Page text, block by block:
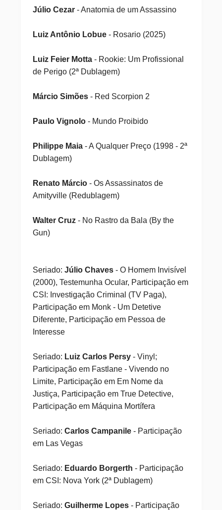
Júlio Cezar- Anatomia de um Assassino
Luiz Antônio Lobue- Rosario (2025)
Luiz Feier Motta- Rookie: Um Profissional
de Perigo (2ª Dublagem)
Márcio Simões- Red Scorpion 2
Paulo Vignolo- Mundo Proibido
Philippe Maia- A Qualquer Preço (1998 - 2ª
Dublagem)
Renato Márcio- Os Assassinatos de
Amityville (Redublagem)
Walter Cruz- No Rastro da Bala (By the
Gun)
Seriado: Júlio Chaves- O Homem Invisível
(2000), Testemunha Ocular, Participação em
CSI: Investigação Criminal (TV Paga),
Participação em Monk - Um Detetive
Diferente, Participação em Pessoa de
Interesse
Seriado: Luiz Carlos Persy- Vinyl;
Participação em Fastlane - Vivendo no
Limite, Participação em Em Nome da
Justiça, Participação em True Detective,
Participação em Máquina Mortífera
Seriado: Carlos Campanile- Participação
em Las Vegas
Seriado: Eduardo Borgerth - Participação
em CSI: Nova York (2ª Dublagem)
Seriado: Guilherme Lopes - Participação